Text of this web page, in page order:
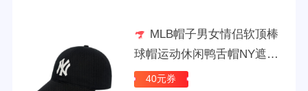
MLB帽子男女情侣软顶棒
球帽运动休闲鸭舌帽NY遮阳
帽潮夏季CP66 洛杉矶道奇队
40元券